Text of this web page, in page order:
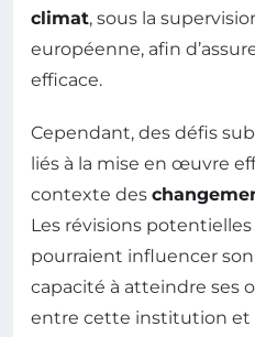
climat, sous la
européenne, afin
efficace.
Cependant, des défis
liés à la mise en œuvre
contexte des
Les révisions
pourraient influencer son
capacité à atteindre ses
entre cette institution et